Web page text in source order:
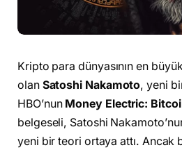
Kripto para dünyasının en
olan Satoshi Nakamoto, yeni
HBO’nun Money Electric:
belgeseli, Satoshi
yeni bir teori ortaya attı. Ancak